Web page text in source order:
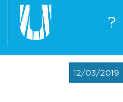
?
12/03/2019